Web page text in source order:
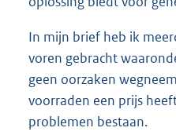
In mijn brief heb ik
voren gebracht
geen oorzaken
voorraden een prijs
problemen bestaan.